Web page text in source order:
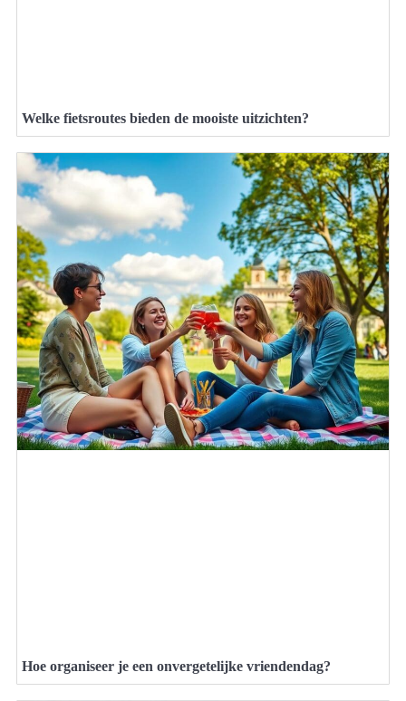
Welke fietsroutes bieden de mooiste uitzichten?
Hoe organiseer je een onvergetelijke vriendendag?